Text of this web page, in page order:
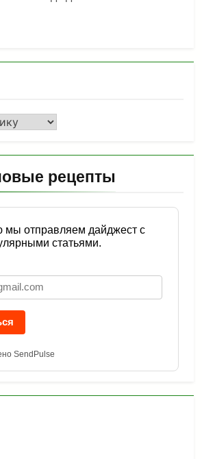
рецепты
мы отправляем дайджест с
статьями.
SendPulse